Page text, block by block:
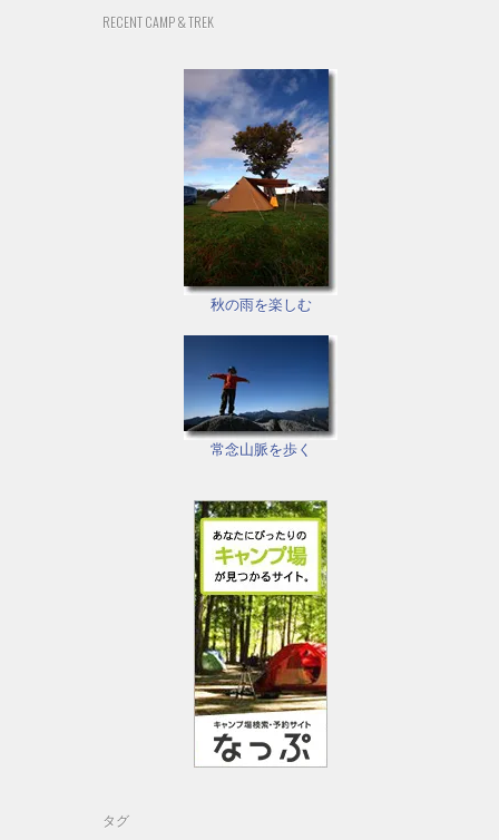
RECENT CAMP & TREK
秋の雨を楽しむ
常念山脈を歩く
タグ